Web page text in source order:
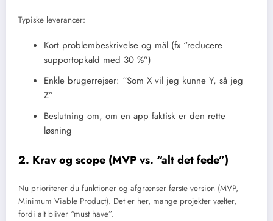
Typiske leverancer:
Kort problembeskrivelse og mål (fx “reducere
supportopkald med 30 %”)
Enkle brugerrejser: “Som X vil jeg kunne Y, så jeg
Z”
Beslutning om, om en app faktisk er den rette
løsning
2. Krav og scope (MVP vs. “alt det fede”)
Nu prioriterer du funktioner og afgrænser første version (MVP,
Minimum Viable Product). Det er her, mange projekter vælter,
fordi alt bliver “must have”.